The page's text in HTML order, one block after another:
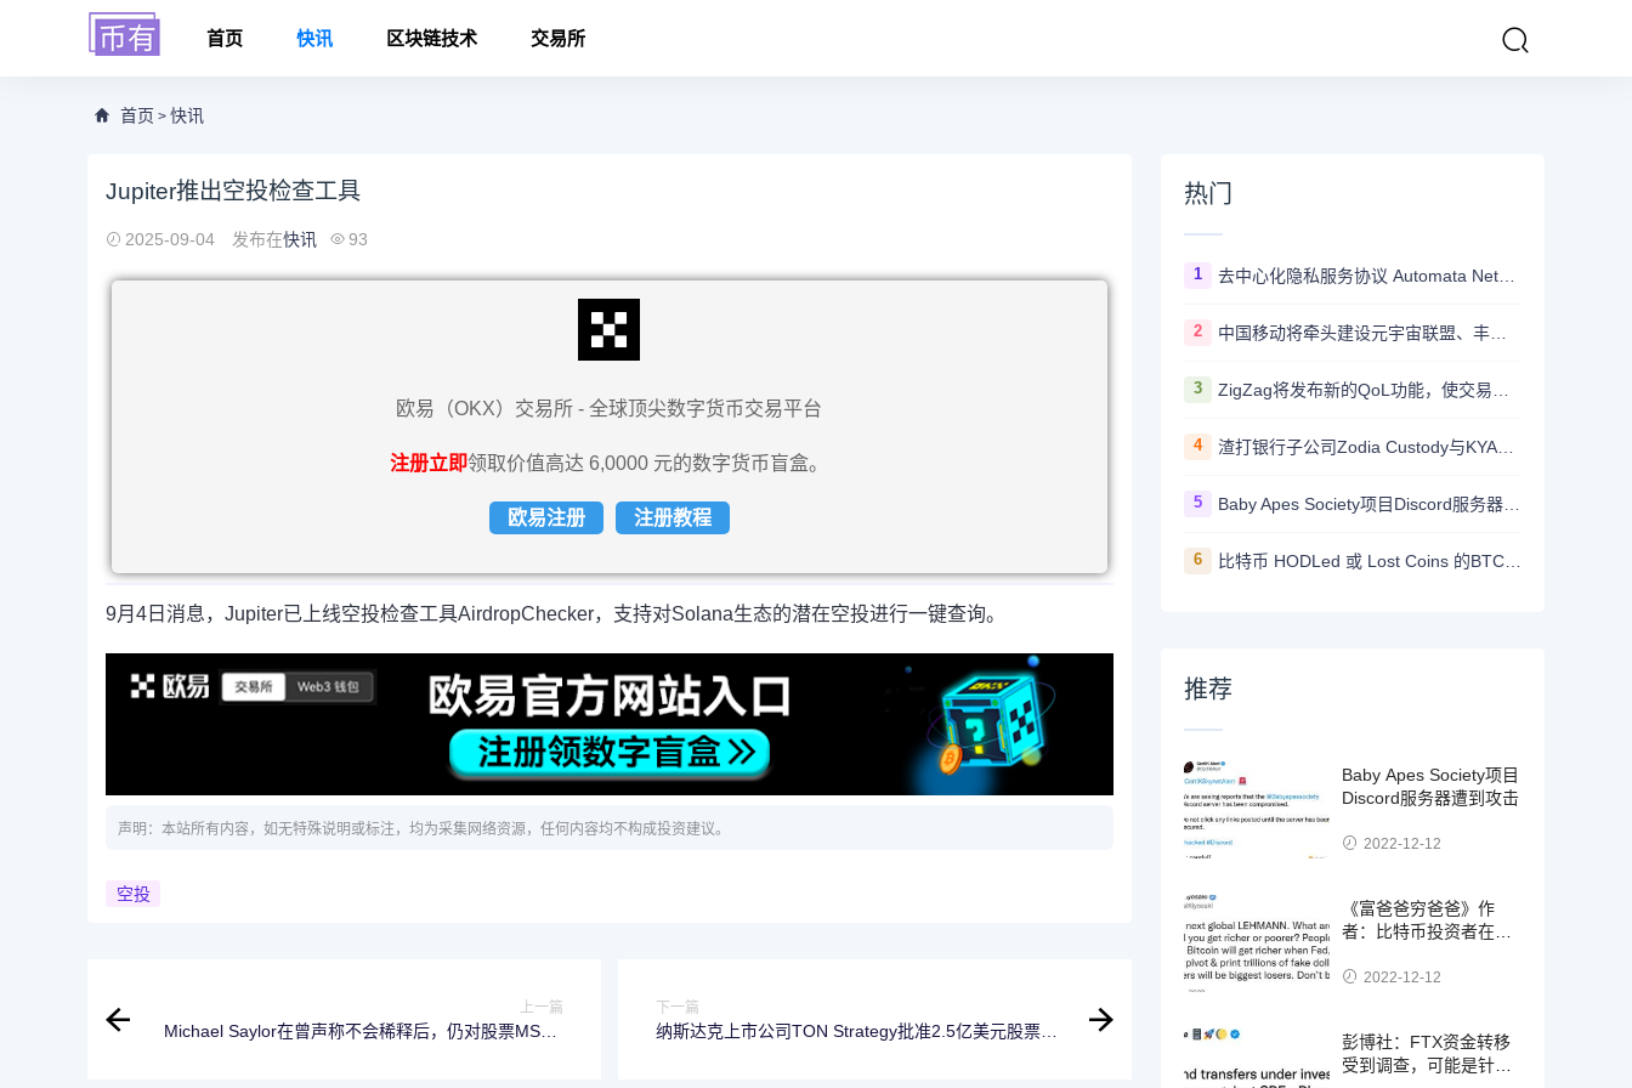
首页 快讯 区块链技术 交易所
首页 > 快讯
Jupiter推出空投检查工具
2025-09-04 发布在快讯 93
欧易（OKX）交易所 - 全球顶尖数字货币交易平台
注册立即领取价值高达 6,0000 元的数字货币盲盒。
欧易注册 注册教程
9月4日消息，Jupiter已上线空投检查工具AirdropChecker，支持对Solana生态的潜在空投进行一键查询。
声明：本站所有内容，如无特殊说明或标注，均为采集网络资源，任何内容均不构成投资建议。
空投
上一篇
Michael Saylor在曾声称不会稀释后，仍对股票MSTR
下一篇
纳斯达克上市公司TON Strategy批准2.5亿美元股票回
热门
1 去中心化隐私服务协议 Automata Network推出跨链桥Carrier
2 中国移动将牵头建设元宇宙联盟、丰富元宇宙应用
3
4 渣打银行子公司Zodia Custody与KYAX达成合作拟提供基于审计、业务和监管报告的加密托管服务
5 Baby Apes Society项目Discord服务器遭到攻击
6 比特币 HODLed 或 Lost Coins 的BTC数量创5年新高
推荐
Baby Apes Society项目
Discord服务器遭到攻击
2022-12-12
《富爸爸穷爸爸》作
者：比特币投资者在美
2022-12-12
彭博社：FTX资金转移
受到调查，可能是针对